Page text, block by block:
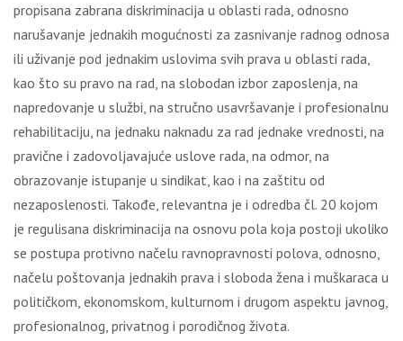
propisana zabrana diskriminacija u oblasti rada, odnosno
narušavanje jednakih mogućnosti za zasnivanje radnog odnosa
ili uživanje pod jednakim uslovima svih prava u oblasti rada,
kao što su pravo na rad, na slobodan izbor zaposlenja, na
napredovanje u službi, na stručno usavršavanje i profesionalnu
rehabilitaciju, na jednaku naknadu za rad jednake vrednosti, na
pravične i zadovoljavajuće uslove rada, na odmor, na
obrazovanje istupanje u sindikat, kao i na zaštitu od
nezaposlenosti. Takođe, relevantna je i odredba čl. 20 kojom
je regulisana diskriminacija na osnovu pola koja postoji ukoliko
se postupa protivno načelu ravnopravnosti polova, odnosno,
načelu poštovanja jednakih prava i sloboda žena i muškaraca u
političkom, ekonomskom, kulturnom i drugom aspektu javnog,
profesionalnog, privatnog i porodičnog života.